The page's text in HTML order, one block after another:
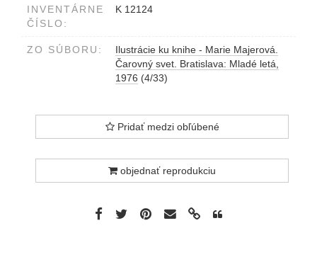
INVENTÁRNE
ČÍSLO:
K 12124
ZO SÚBORU:
Ilustrácie ku knihe - Marie Majerová.
Čarovný svet. Bratislava: Mladé letá,
1976 (4/33)
Pridať medzi obľúbené
objednať reprodukciu